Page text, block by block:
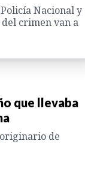
Nacional y
crimen van a
que llevaba
de